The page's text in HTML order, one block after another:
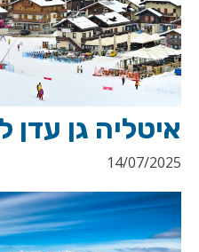
איטליה גן עדן
14/07/2025